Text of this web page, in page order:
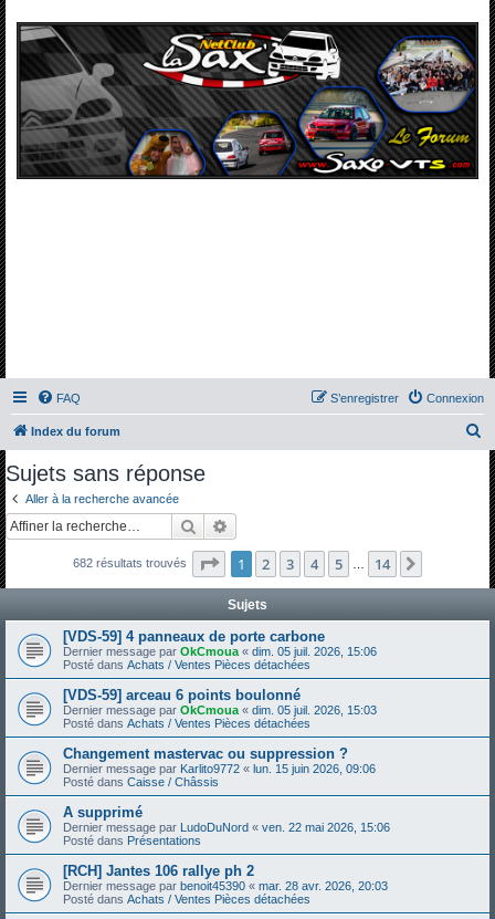
FAQ Connexion
S’enregistrer
Index du forum
c
Sujets sans réponse
Aller à la recherche avancée
Rechercher
682 résultats trouvés Page 1sur14
1 2 3 4 5 14
Sujets
[VDS-59] 4 panneaux de porte carbone
Dernier message par OkCmoua « dim. 05 juil. 2026, 15:06
Posté dans Achats / Ventes Pièces détachées
[VDS-59] arceau 6 points boulonné
Dernier message par OkCmoua « dim. 05 juil. 2026, 15:03
Posté dans Achats / Ventes Pièces détachées
Changement mastervac ou suppression ?
Dernier message par Karlito9772 « lun. 15 juin 2026, 09:06
Posté dans Caisse / Châssis
A supprimé
Dernier message par LudoDuNord « ven. 22 mai 2026, 15:06
Posté dans Présentations
[RCH] Jantes 106 rallye ph 2
Dernier message par benoit45390 « mar. 28 avr. 2026, 20:03
Posté dans Achats / Ventes Pièces détachées